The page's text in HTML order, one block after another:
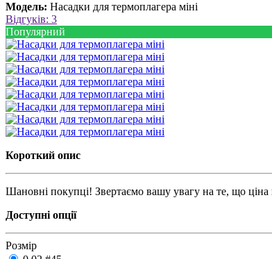
Модель: Насадки для термоплагера міні
Відгуків: 3
Популярний
Короткий опис
Шановні покупці! Звертаємо вашу увагу на те, що ціна
Доступні опції
Розмір